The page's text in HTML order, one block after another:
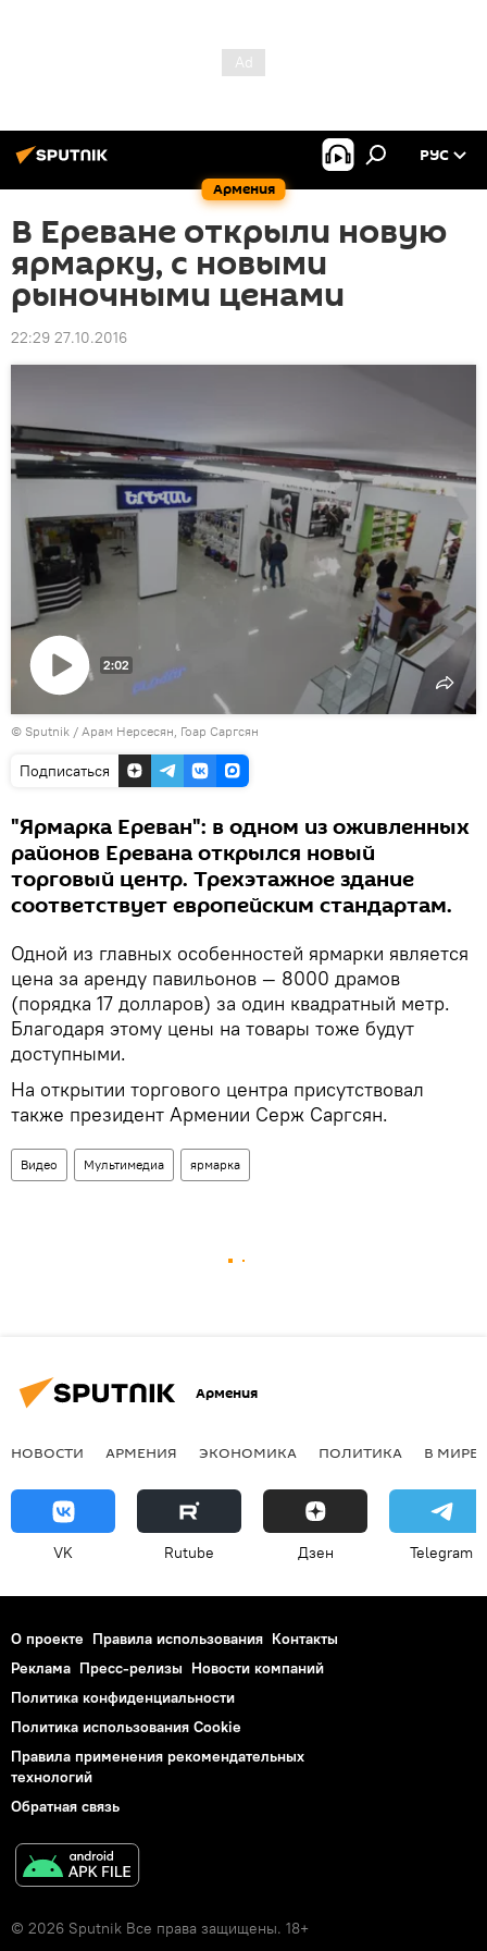
Армения
РУС
В Ереване открыли новую
ярмарку, с новыми
рыночными ценами
22:29 27.10.2016
Воспроизвести
видео
2:02
© Sputnik / Арам Нерсесян, Гоар Саргсян
Подписаться
"Ярмарка Ереван": в одном из оживленных
районов Еревана открылся новый
торговый центр. Трехэтажное здание
соответствует европейским стандартам.
Одной из главных особенностей ярмарки является
цена за аренду павильонов — 8000 драмов
(порядка 17 долларов) за один квадратный метр.
Благодаря этому цены на товары тоже будут
доступными.
На открытии торгового центра присутствовал
также президент Армении Серж Саргсян.
Видео Мультимедиа ярмарка
Армения
НОВОСТИ АРМЕНИЯ ЭКОНОМИКА ПОЛИТИКА В МИРЕ
VK Rutube Дзен Telegram
О проекте Правила использования Контакты
Реклама Пресс-релизы Новости компаний
Политика конфиденциальности
Политика использования Cookie
Правила применения рекомендательных
технологий
Обратная связь
© 2026 Sputnik Все права защищены. 18+